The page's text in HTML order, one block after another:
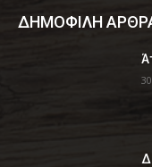
ΔΗΜΟΦΙΛΗ